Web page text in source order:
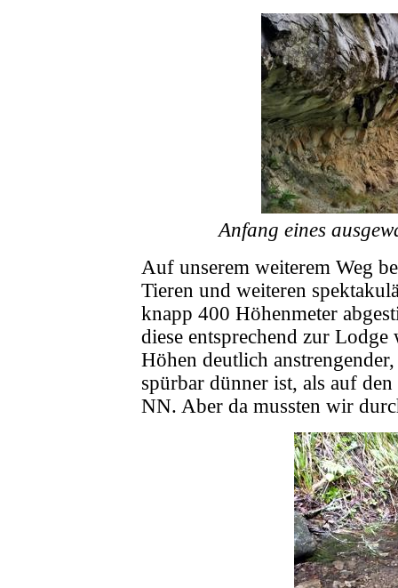
Anfang eines
Auf unserem weiterem Weg
Tieren und weiteren
knapp 400 Höhenmeter
diese entsprechend zur
Höhen deutlich
spürbar dünner ist, als auf
NN. Aber da mussten wir